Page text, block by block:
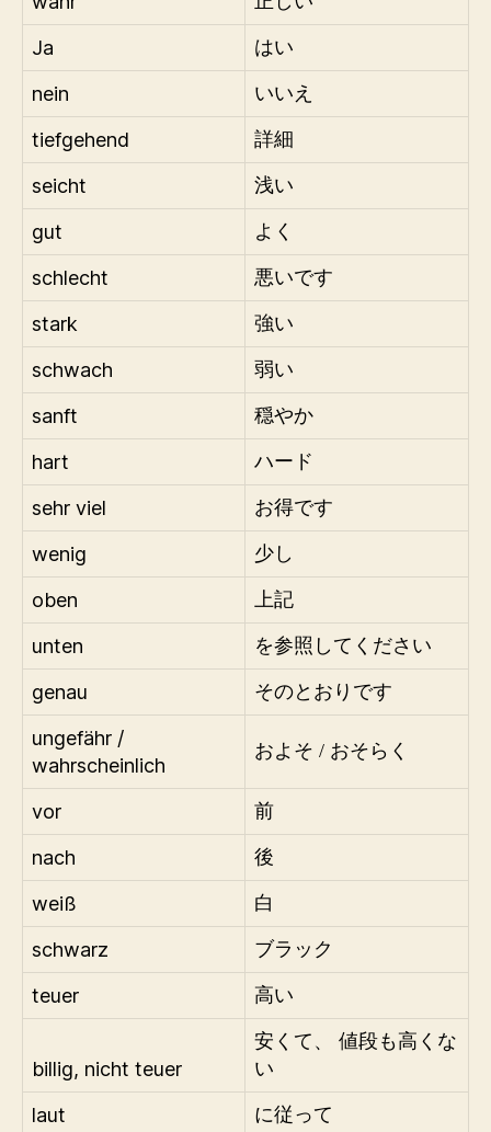
Ja はい
nein いいえ
tiefgehend 詳細
seicht 浅い
gut よく
schlecht 悪いです
stark 強い
schwach 弱い
sanft 穏やか
hart ハード
sehr viel お得です
wenig 少し
oben 上記
unten を参照してください
genau そのとおりです
ungefähr /
wahrscheinlich
およそ / おそらく
vor 前
nach 後
weiß 白
schwarz ブラック
teuer 高い
billig, nicht teuer
安くて、 値段も高くな
い
laut に従って